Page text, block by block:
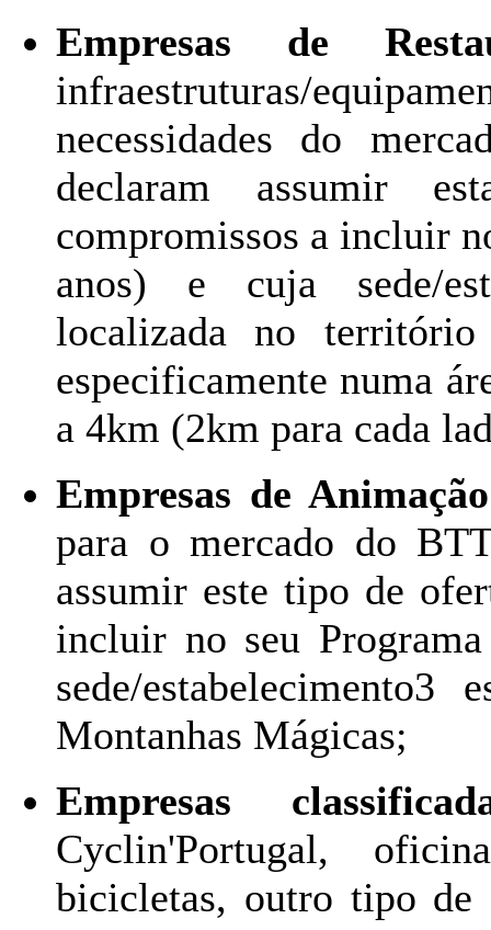
Empresas de
infraestruturas/
necessidades do
declaram assumir
compromissos a incluir
anos) e cuja sede/
localizada no
especificamente numa
a 4km (2km para cada
Empresas de
para o mercado do
assumir este tipo de
incluir no seu
sede/
Montanhas Mágicas;
Empresas
Cyclin'Portugal,
bicicletas, outro tipo de